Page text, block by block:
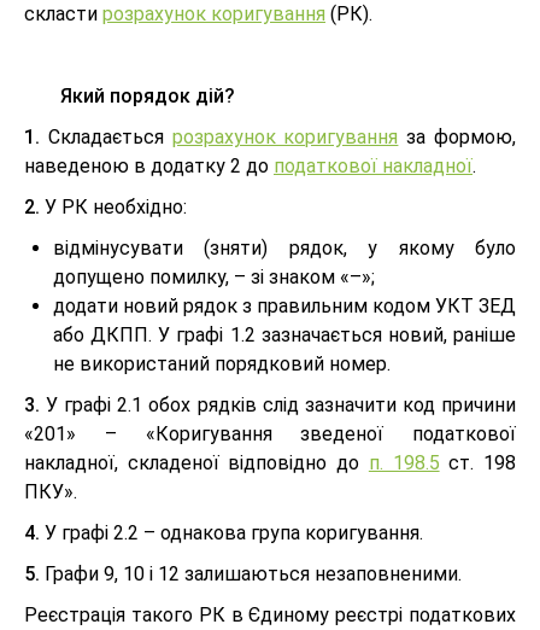
скласти розрахунок коригування (РК).
Який порядок дій?
1. Складається розрахунок коригування за формою,
наведеною в додатку 2 до податкової накладної.
2. У РК необхідно:
відмінусувати (зняти) рядок, у якому було
допущено помилку, – зі знаком «–»;
додати новий рядок з правильним кодом УКТ ЗЕД
або ДКПП. У графі 1.2 зазначається новий, раніше
не використаний порядковий номер.
3. У графі 2.1 обох рядків слід зазначити код причини
«201» – «Коригування зведеної податкової
накладної, складеної відповідно до п. 198.5 ст. 198
ПКУ».
4. У графі 2.2 – однакова група коригування.
5. Графи 9, 10 і 12 залишаються незаповненими.
Реєстрація такого РК в Єдиному реєстрі податкових